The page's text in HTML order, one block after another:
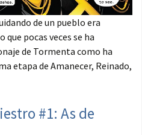
de un pueblo era
pocas veces se ha
de Tormenta como ha
etapa de Amanecer, Reinado,
#1: As de